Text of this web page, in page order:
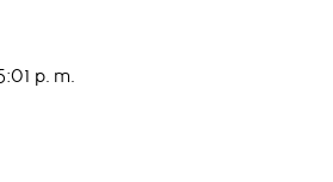
p. m.